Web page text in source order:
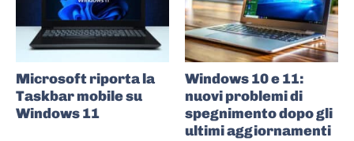
Microsoft riporta la
Taskbar mobile su
Windows 11
Windows 10 e 11:
nuovi problemi di
spegnimento dopo gli
ultimi aggiornamenti